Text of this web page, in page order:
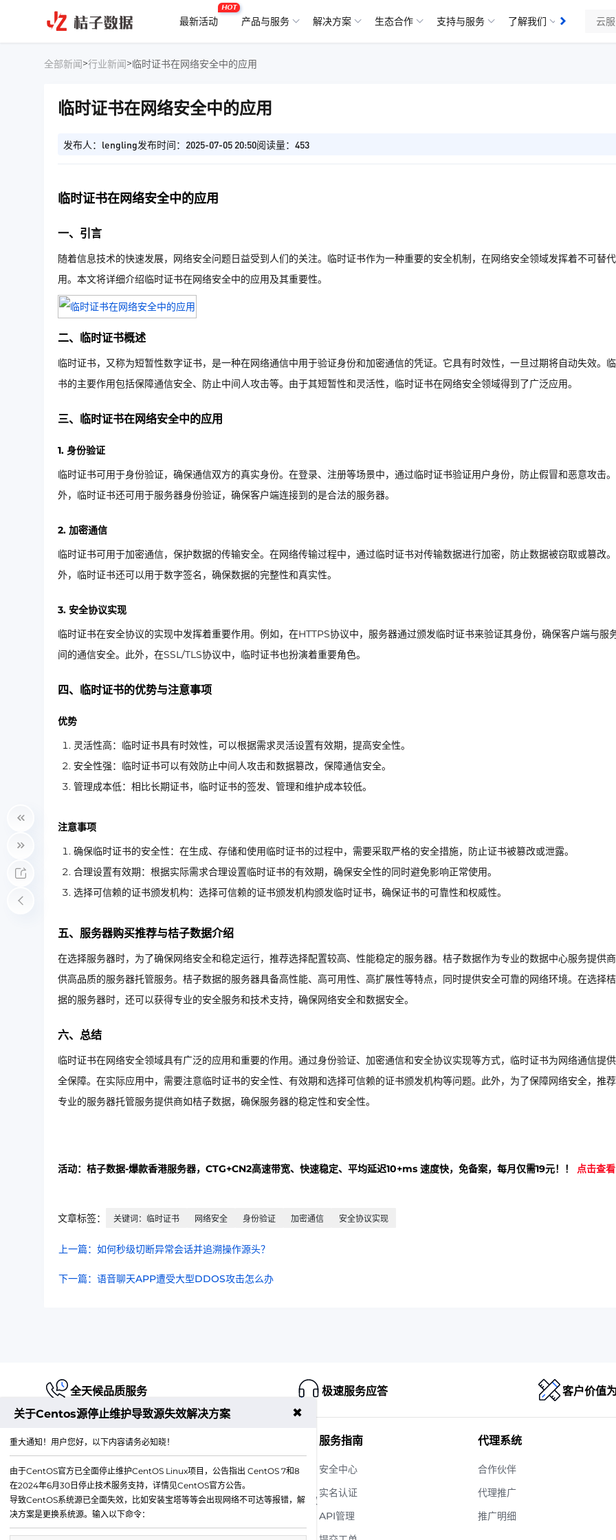
最新活动
HOT
产品与服务 解决方案 生态合作 支持与服务 了解我们
全部新闻>行业新闻>临时证书在网络安全中的应用
临时证书在网络安全中的应用
发布人：lengling发布时间：2025-07-05 20:50阅读量：453
临时证书在网络安全中的应用
一、引言
随着信息技术的快速发展，网络安全问题日益受到人们的关注。临时证书作为一种重要的安全机制，在网络安全领域发挥着不可替
用。本文将详细介绍临时证书在网络安全中的应用及其重要性。
二、临时证书概述
临时证书，又称为短暂性数字证书，是一种在网络通信中用于验证身份和加密通信的凭证。它具有时效性，一旦过期将自动失效。
书的主要作用包括保障通信安全、防止中间人攻击等。由于其短暂性和灵活性，临时证书在网络安全领域得到了广泛应用。
三、临时证书在网络安全中的应用
1. 身份验证
临时证书可用于身份验证，确保通信双方的真实身份。在登录、注册等场景中，通过临时证书验证用户身份，防止假冒和恶意攻击
外，临时证书还可用于服务器身份验证，确保客户端连接到的是合法的服务器。
2. 加密通信
临时证书可用于加密通信，保护数据的传输安全。在网络传输过程中，通过临时证书对传输数据进行加密，防止数据被窃取或篡改
外，临时证书还可以用于数字签名，确保数据的完整性和真实性。
3. 安全协议实现
临时证书在安全协议的实现中发挥着重要作用。例如，在HTTPS协议中，服务器通过颁发临时证书来验证其身份，确保客户端与服
间的通信安全。此外，在SSL/TLS协议中，临时证书也扮演着重要角色。
四、临时证书的优势与注意事项
优势
灵活性高：临时证书具有时效性，可以根据需求灵活设置有效期，提高安全性。
安全性强：临时证书可以有效防止中间人攻击和数据篡改，保障通信安全。
管理成本低：相比长期证书，临时证书的签发、管理和维护成本较低。
注意事项
确保临时证书的安全性：在生成、存储和使用临时证书的过程中，需要采取严格的安全措施，防止证书被篡改或泄露。
合理设置有效期：根据实际需求合理设置临时证书的有效期，确保安全性的同时避免影响正常使用。
选择可信赖的证书颁发机构：选择可信赖的证书颁发机构颁发临时证书，确保证书的可靠性和权威性。
五、服务器购买推荐与桔子数据介绍
在选择服务器时，为了确保网络安全和稳定运行，推荐选择配置较高、性能稳定的服务器。桔子数据作为专业的数据中心服务提供
供高品质的服务器托管服务。桔子数据的服务器具备高性能、高可用性、高扩展性等特点，同时提供安全可靠的网络环境。在选择
据的服务器时，还可以获得专业的安全服务和技术支持，确保网络安全和数据安全。
六、总结
临时证书在网络安全领域具有广泛的应用和重要的作用。通过身份验证、加密通信和安全协议实现等方式，临时证书为网络通信提
全保障。在实际应用中，需要注意临时证书的安全性、有效期和选择可信赖的证书颁发机构等问题。此外，为了保障网络安全，推
专业的服务器托管服务提供商如桔子数据，确保服务器的稳定性和安全性。
活动：桔子数据-爆款香港服务器，CTG+CN2高速带宽、快速稳定、平均延迟10+ms 速度快，免备案，每月仅需19元！！ 点击查看
文章标签： 关键词：临时证书 网络安全 身份验证 加密通信 安全协议实现
上一篇：如何秒级切断异常会话并追溯操作源头？
下一篇：语音聊天APP遭受大型DDOS攻击怎么办
全天候品质服务 极速服务应答 客户价值
江苏铭联云计算有限公司
Copyright © 2019-2026 All Rights Reserved.铭联科技 版权
所有
电子邮箱：mail@6w.cx
服务指南
安全中心
实名认证
API管理
代理系统
合作伙伴
代理推广
推广明细
关于Centos源停止维护导致源失效解决方案 ✖
重大通知！用户您好，以下内容请务必知晓！
由于CentOS官方已全面停止维护CentOS Linux项目，公告指出 CentOS 7和8
在2024年6月30日停止技术服务支持，详情见CentOS官方公告。
导致CentOS系统源已全面失效，比如安装宝塔等等会出现网络不可达等报错，解
决方案是更换系统源。输入以下命令：